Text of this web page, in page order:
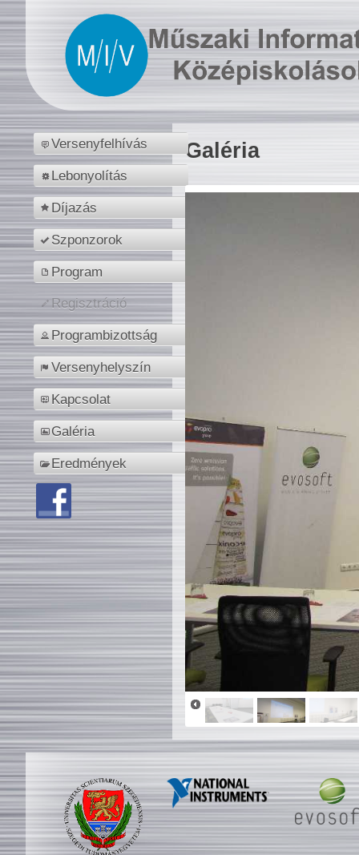
Versenyfelhívás
Lebonyolítás
Díjazás
Szponzorok
Program
Regisztráció
Programbizottság
Versenyhelyszín
Kapcsolat
Galéria
Eredmények
Galéria